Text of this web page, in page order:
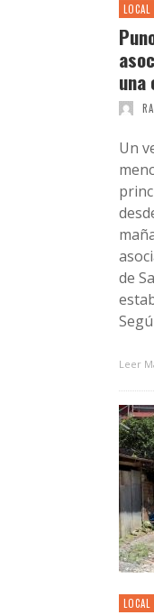
LOCAL
una
Un
de
Leer
LOCAL